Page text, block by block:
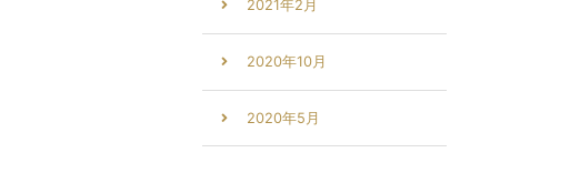
2021年2月
2020年10月
2020年5月